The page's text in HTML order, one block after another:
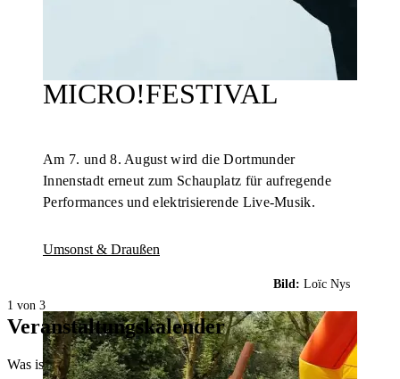
MICRO!FESTIVAL
Am 7. und 8. August wird die Dortmunder
Innenstadt erneut zum Schauplatz für aufregende
Performances und elektrisierende Live-Musik.
Umsonst & Draußen
Bild: Loïc Nys
1 von 3
Veranstaltungskalender
Was ist heute in Dortmund los? Welche Konzerte gibt es am